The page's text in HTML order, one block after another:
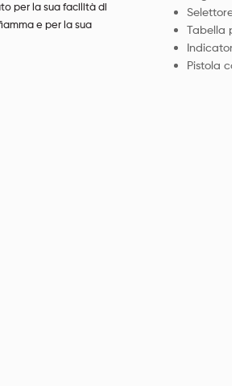
per la sua facilità di
e per la sua
Selettore
Tabella
Indicatore
Pistola